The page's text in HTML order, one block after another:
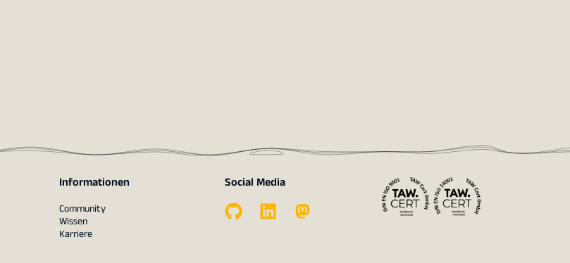
Informationen
Community
Wissen
Karriere
Social Media